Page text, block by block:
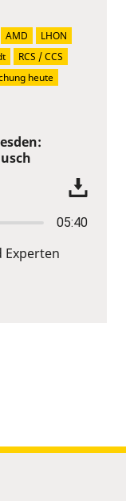
05:40
Experten
AMD
LHON
RCS / CCS
heute